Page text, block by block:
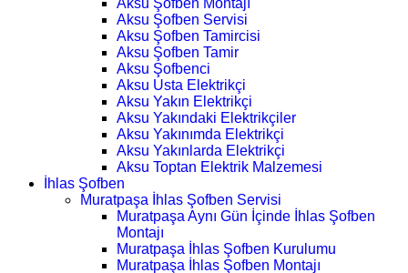
Aksu Şofben Montajı
Aksu Şofben Servisi
Aksu Şofben Tamircisi
Aksu Şofben Tamir
Aksu Şofbenci
Aksu Usta Elektrikçi
Aksu Yakın Elektrikçi
Aksu Yakındaki Elektrikçiler
Aksu Yakınımda Elektrikçi
Aksu Yakınlarda Elektrikçi
Aksu Toptan Elektrik Malzemesi
İhlas Şofben
Muratpaşa İhlas Şofben Servisi
Muratpaşa Aynı Gün İçinde İhlas Şofben
Montajı
Muratpaşa İhlas Şofben Kurulumu
Muratpaşa İhlas Şofben Montajı